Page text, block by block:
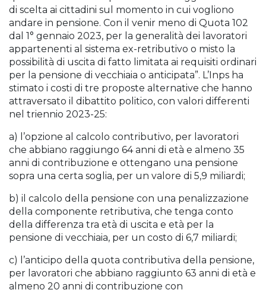
di scelta ai cittadini sul momento in cui vogliono
andare in pensione. Con il venir meno di Quota 102
dal 1° gennaio 2023, per la generalità dei lavoratori
appartenenti al sistema ex-retributivo o misto la
possibilità di uscita di fatto limitata ai requisiti ordinari
per la pensione di vecchiaia o anticipata”. L’Inps ha
stimato i costi di tre proposte alternative che hanno
attraversato il dibattito politico, con valori differenti
nel triennio 2023-25:
a) l’opzione al calcolo contributivo, per lavoratori
che abbiano raggiungo 64 anni di età e almeno 35
anni di contribuzione e ottengano una pensione
sopra una certa soglia, per un valore di 5,9 miliardi;
b) il calcolo della pensione con una penalizzazione
della componente retributiva, che tenga conto
della differenza tra età di uscita e età per la
pensione di vecchiaia, per un costo di 6,7 miliardi;
c) l’anticipo della quota contributiva della pensione,
per lavoratori che abbiano raggiunto 63 anni di età e
almeno 20 anni di contribuzione con